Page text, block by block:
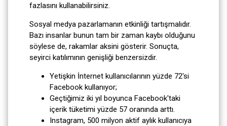
fazlasını kullanabilirsiniz.
Sosyal medya pazarlamanın etkinliği tartışmalıdır.
Bazı insanlar bunun tam bir zaman kaybı olduğunu
söylese de, rakamlar aksini gösterir. Sonuçta,
seyirci katılımının genişliği benzersizdir.
Yetişkin İnternet kullanıcılarının yüzde 72'si
Facebook kullanıyor;
Geçtiğimiz iki yıl boyunca Facebook'taki
içerik tüketimi yüzde 57 oranında arttı.
Instagram, 500 milyon aktif aylık kullanıcıya